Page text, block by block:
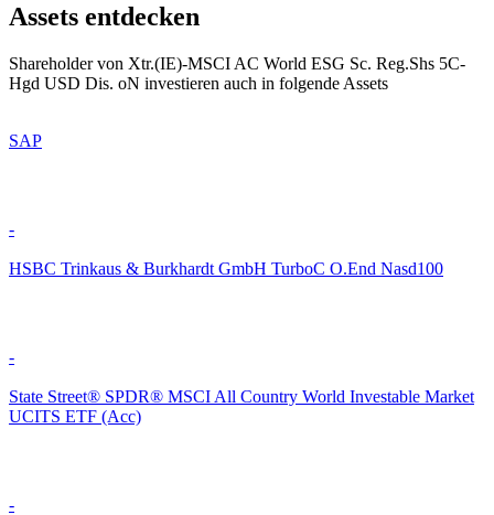
Assets entdecken
Shareholder von Xtr.(IE)-MSCI AC World ESG Sc. Reg.Shs 5C-
Hgd USD Dis. oN investieren auch in folgende Assets
SAP
-
HSBC Trinkaus & Burkhardt GmbH TurboC O.End Nasd100
-
State Street® SPDR® MSCI All Country World Investable Market
UCITS ETF (Acc)
-